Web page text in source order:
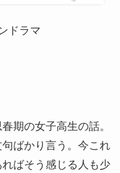
ドラマ
期の女子高生の話。
ばかり言う。今これ
ばそう感じる人も少